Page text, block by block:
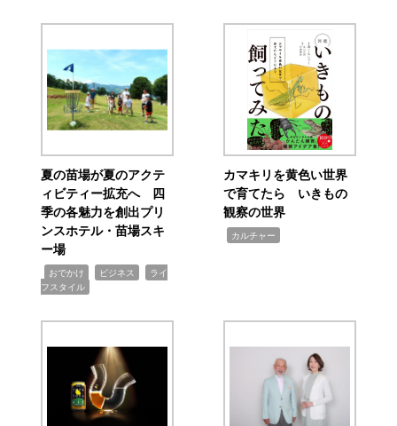
夏の苗場が夏のアクテ
ィビティー拡充へ 四
季の各魅力を創出プリ
ンスホテル・苗場スキ
ー場
おでかけ ビジネス
ライ
フスタイル
カマキリを黄色い世界
で育てたら いきもの
観察の世界
カルチャー